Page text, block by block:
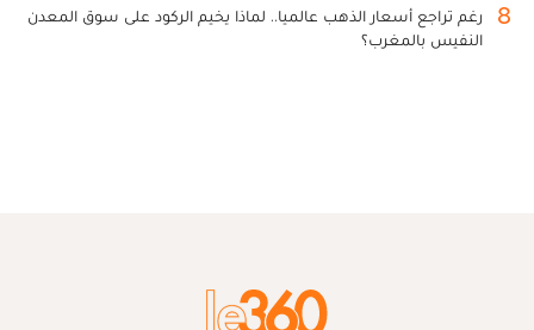
8
رغم تراجع أسعار الذهب عالميا.. لماذا يخيم الركود على سوق المعدن
النفيس بالمغرب؟